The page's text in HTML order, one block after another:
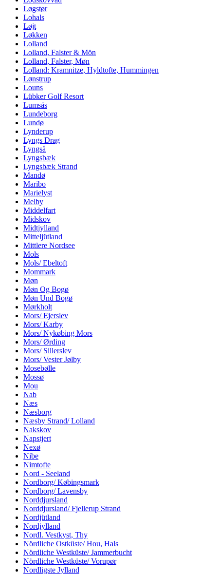
Løgstør
Lohals
Løjt
Løkken
Lolland
Lolland, Falster & Mön
Lolland, Falster, Møn
Lolland: Kramnitze, Hyldtofte, Hummingen
Lønstrup
Louns
Lübker Golf Resort
Lumsås
Lundeborg
Lundø
Lynderup
Lyngs Drag
Lyngså
Lyngsbæk
Lyngsbæk Strand
Mandø
Maribo
Marielyst
Melby
Middelfart
Midskov
Midtjylland
Mitteljütland
Mittlere Nordsee
Mols
Mols/ Ebeltoft
Mommark
Møn
Møn Og Bogø
Møn Und Bogø
Mørkholt
Mors/ Ejerslev
Mors/ Karby
Mors/ Nykøbing Mors
Mors/ Ørding
Mors/ Sillerslev
Mors/ Vester Jølby
Mosebølle
Mossø
Mou
Nab
Næs
Næsborg
Næsby Strand/ Lolland
Nakskov
Napstjert
Nexø
Nibe
Nimtofte
Nord - Seeland
Nordborg/ Købingsmark
Nordborg/ Lavensby
Norddjursland
Norddjursland/ Fjellerup Strand
Nordjütland
Nordjylland
Nordl. Vestkyst, Thy
Nördliche Ostküste/ Hou, Hals
Nördliche Westküste/ Jammerbucht
Nördliche Westküste/ Vorupør
Nordligste Jylland